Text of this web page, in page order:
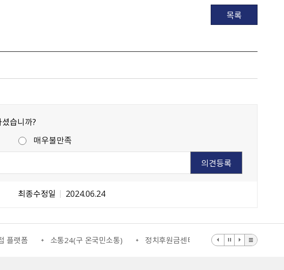
목록
습니까?
매우불만족
최종수정일 2024.06.24
소통24(구 온국민소통) 정치후원금센터 부동산거래질서교란행위 신